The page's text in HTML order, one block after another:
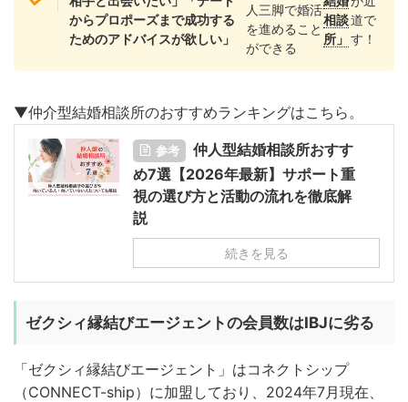
からプロポーズまで成功する
ためのアドバイスが欲しい」
人三脚で婚活
を進めること
ができる
相談
所」
道で
す！
▼仲介型結婚相談所のおすすめランキングはこちら。
参考
仲人型結婚相談所おすす
め7選【2026年最新】サポート重
視の選び方と活動の流れを徹底解
説
続きを見る
ゼクシィ縁結びエージェントの会員数はIBJに劣る
「ゼクシィ縁結びエージェント」はコネクトシップ
（CONNECT-ship）に加盟しており、2024年7月現在、